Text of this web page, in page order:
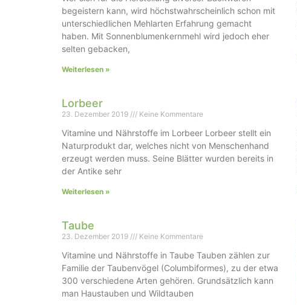
begeistern kann, wird höchstwahrscheinlich schon mit
unterschiedlichen Mehlarten Erfahrung gemacht
haben. Mit Sonnenblumenkernmehl wird jedoch eher
selten gebacken,
Weiterlesen »
Lorbeer
23. Dezember 2019 Keine Kommentare
Vitamine und Nährstoffe im Lorbeer Lorbeer stellt ein
Naturprodukt dar, welches nicht von Menschenhand
erzeugt werden muss. Seine Blätter wurden bereits in
der Antike sehr
Weiterlesen »
Taube
23. Dezember 2019 Keine Kommentare
Vitamine und Nährstoffe in Taube Tauben zählen zur
Familie der Taubenvögel (Columbiformes), zu der etwa
300 verschiedene Arten gehören. Grundsätzlich kann
man Haustauben und Wildtauben